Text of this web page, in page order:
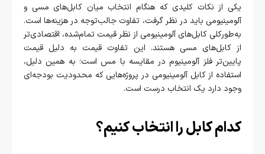
یکی از نکات کلیدی که هنگام انتخاب میان کابل‌های مسی و
آلومینیومی باید در نظر گرفت، تفاوت جالب‌توجه در هزینه‌ها است.
به‌طورکلی کابل‌های آلومینیومی از نظر قیمت تمام‌شده، اقتصادی‌تر
از کابل‌های مسی هستند. این تفاوت قیمت به دلیل قیمت
پایین‌تر فلز آلومینیوم در مقایسه با مس است؛ به همین دلیل،
استفاده از کابل آلومینیومی در پروژه‌هایی که محدودیت بودجه‌ای
وجود دارد یک انتخاب درست است.
کدام کابل را انتخاب کنیم؟